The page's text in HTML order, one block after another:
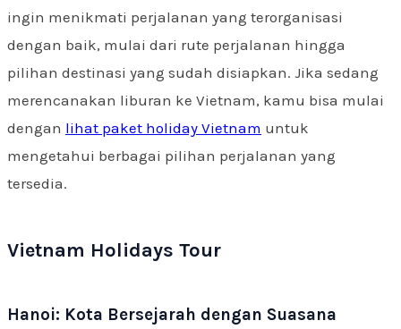
ingin menikmati perjalanan yang terorganisasi
dengan baik, mulai dari rute perjalanan hingga
pilihan destinasi yang sudah disiapkan. Jika sedang
merencanakan liburan ke Vietnam, kamu bisa mulai
dengan lihat paket holiday Vietnam untuk
mengetahui berbagai pilihan perjalanan yang
tersedia.
Vietnam Holidays Tour
Hanoi: Kota Bersejarah dengan Suasana